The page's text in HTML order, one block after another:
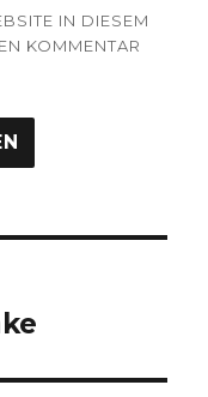
IN DIESEM
KOMMENTAR